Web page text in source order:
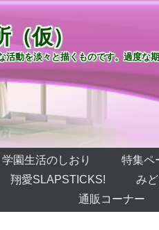
仮）
動を淡々と描くものです。過度な
学園生活のしおり 特集ペ
翔愛SLAPSTICKS! み
通販コーナー